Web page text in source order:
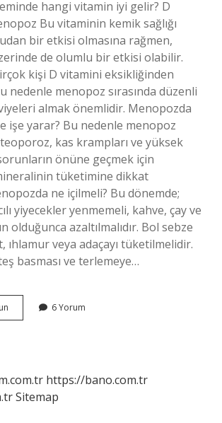
hangi vitamin iyi gelir? D
Bu vitaminin kemik sağlığı
bir etkisi olmasına rağmen,
de olumlu bir etkisi olabilir.
kişi D vitamini eksikliğinden
nedenle menopoz sırasında düzenli
almak önemlidir. Menopozda
işe yarar? Bu nedenle menopoz
kas krampları ve yüksek
önüne geçmek için
tüketimine dikkat
ne içilmeli? Bu dönemde;
yiyecekler yenmemeli, kahve, çay ve
olduğunca azaltılmalıdır. Bol sebze
ıhlamur veya adaçayı tüketilmelidir.
basması ve terlemeye…
Menopoz
Döneminde
6 Yorum
https://bano.com.tr
Sitemap